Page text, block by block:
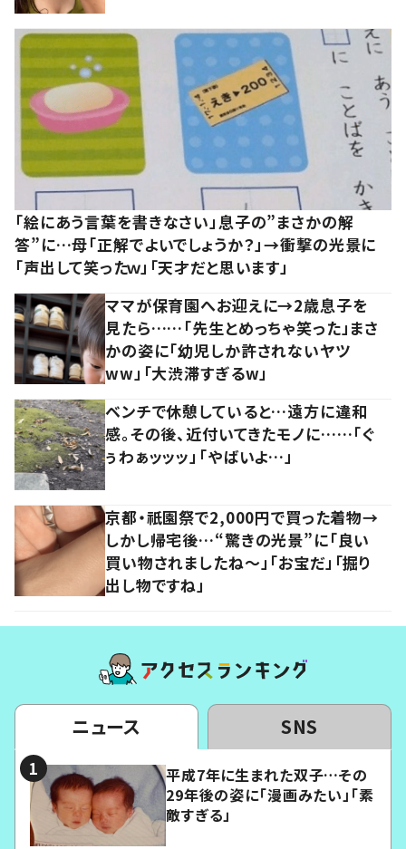
「絵にあう言葉を書きなさい」息子の”まさかの解
答”に…母「正解でよいでしょうか？」→衝撃の光景に
「声出して笑ったｗ」「天才だと思います」
ママが保育園へお迎えに→2歳息子を
見たら……「先生とめっちゃ笑った」まさ
かの姿に「幼児しか許されないヤツ
ww」「大渋滞すぎるw」
ベンチで休憩していると…遠方に違和
感。その後、近付いてきたモノに……「ぐ
ぅわぁッッッ」「やばいよ…」
京都・祇園祭で2,000円で買った着物→
しかし帰宅後…“驚きの光景”に「良い
買い物されましたね～」「お宝だ」「掘り
出し物ですね」
ニュース SNS
平成7年に生まれた双子…その
29年後の姿に「漫画みたい」「素
敵すぎる」